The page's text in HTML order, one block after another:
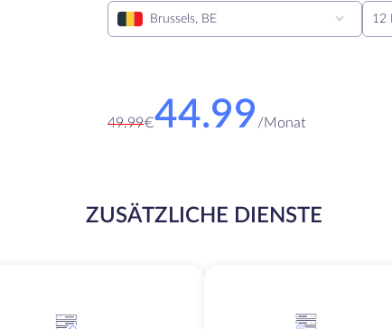
Brussels, BE 12
€44.99 /Monat
49.99
ZUSÄTZLICHE DIENSTE